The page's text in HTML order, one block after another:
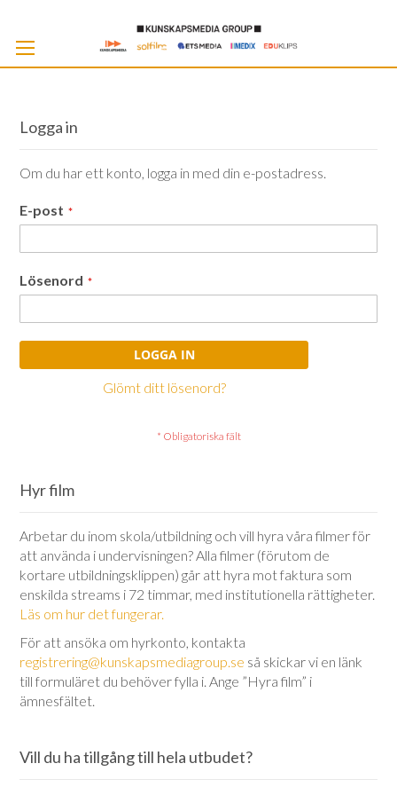
Logga in
Om du har ett konto, logga in med din e-postadress.
E-post
Lösenord
LOGGA IN
Glömt ditt lösenord?
Hyr film
Arbetar du inom skola/utbildning och vill hyra våra filmer för
att använda i undervisningen? Alla filmer (förutom de
kortare utbildningsklippen) går att hyra mot faktura som
enskilda streams i 72 timmar, med institutionella rättigheter.
Läs om hur det fungerar.
För att ansöka om hyrkonto, kontakta
registrering@kunskapsmediagroup.se så skickar vi en länk
till formuläret du behöver fylla i. Ange ”Hyra film” i
ämnesfältet.
Vill du ha tillgång till hela utbudet?